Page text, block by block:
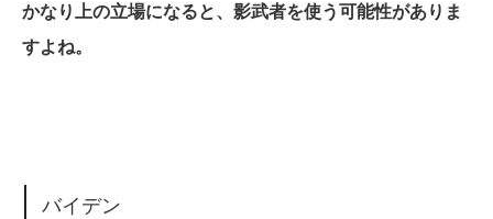
かなり上の立場になると、影武者を使う可能性がありま
すよね。
バイデン